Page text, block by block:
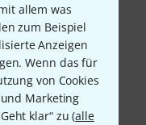
allem was
zum Beispiel
Anzeigen
Wenn das für
von Cookies
Marketing
klar“ zu (alle
Nachnahme,
Sofort bezahlen